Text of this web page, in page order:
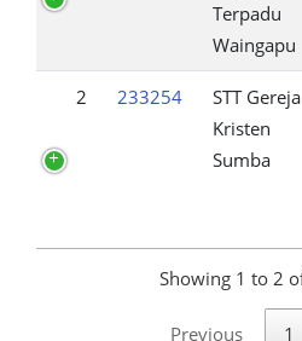
Terpadu
Waingapu
2 233254
STT Gereja
Kristen
Sumba
Showing 1 to 2
Previous 1